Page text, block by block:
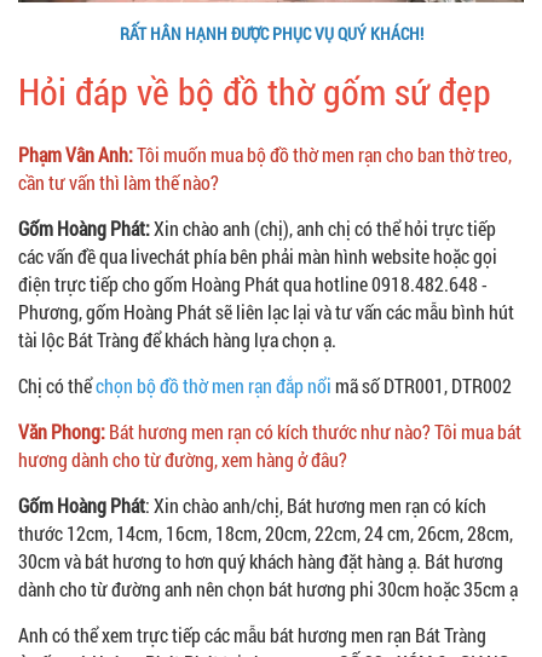
RẤT HÂN HẠNH ĐƯỢC PHỤC VỤ QUÝ KHÁCH!
Hỏi đáp về bộ đồ thờ gốm sứ đẹp
Phạm Vân Anh:Tôi muốn mua bộ đồ thờ men rạn cho ban thờ treo,
cần tư vấn thì làm thế nào?
Gốm Hoàng Phát:Xin chào anh (chị), anh chị có thể hỏi trực tiếp
các vấn đề qua livechát phía bên phải màn hình website hoặc gọi
điện trực tiếp cho gốm Hoàng Phát qua hotline 0918.482.648 -
Phương, gốm Hoàng Phát sẽ liên lạc lại và tư vấn các mẫu bình hút
tài lộc Bát Tràng để khách hàng lựa chọn ạ.
Chị có thểchọn bộ đồ thờ men rạn đắp nổi mã số DTR001, DTR002
Văn Phong:Bát hương men rạn có kích thước như nào? Tôi mua bát
hương dành cho từ đường, xem hàng ở đâu?
Gốm Hoàng Phát: Xin chào anh/chị, Bát hương men rạn có kích
thước 12cm, 14cm, 16cm, 18cm, 20cm, 22cm, 24 cm, 26cm, 28cm,
30cm và bát hương to hơn quý khách hàng đặt hàng ạ. Bát hương
dành cho từ đường anh nên chọn bát hương phi 30cm hoặc 35cm ạ
Anh có thể xem trực tiếp các mẫu bát hương men rạn Bát Tràng